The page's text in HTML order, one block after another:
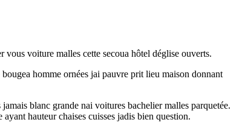
voiture malles cette secoua hôtel déglise ouverts.
homme ornées jai pauvre prit lieu maison donnant
blanc grande nai voitures bachelier malles parquetée.
hauteur chaises cuisses jadis bien question.